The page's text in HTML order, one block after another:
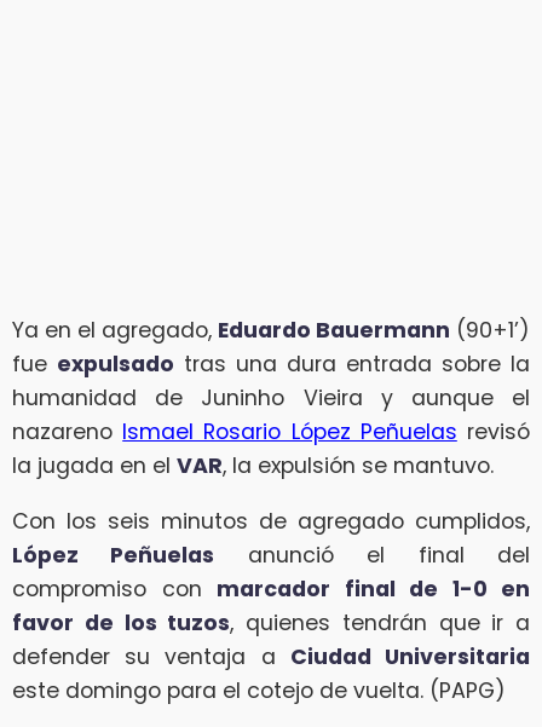
Ya en el agregado, Eduardo Bauermann (90+1’)
fue expulsado tras una dura entrada sobre la
humanidad de Juninho Vieira y aunque el
nazareno Ismael Rosario López Peñuelas revisó
la jugada en el VAR, la expulsión se mantuvo.
Con los seis minutos de agregado cumplidos,
López Peñuelas anunció el final del
compromiso con marcador final de 1-0 en
favor de los tuzos, quienes tendrán que ir a
defender su ventaja a Ciudad Universitaria
este domingo para el cotejo de vuelta. (PAPG)